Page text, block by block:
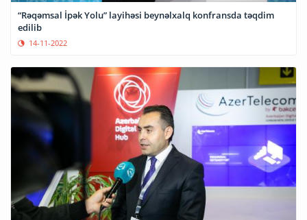
“Rəqəmsal İpək Yolu” layihəsi beynəlxalq konfransda təqdim
edilib
14-11-2022